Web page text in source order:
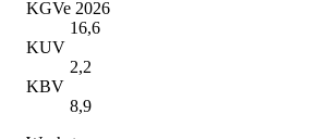
KGVe 2026
16,6
KUV
2,2
KBV
8,9